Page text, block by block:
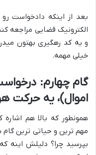
بعد از اینکه دادخواست
الکترونیک قضایی مراجعه
و یه کد رهگیری بهتون
خیلی مهمه.
گام چهارم:
اموال)، یه حرکت
همونطور که بالا هم
مهم ترین و حیاتی ترین
بپرسید چرا؟ دلیلش اینه